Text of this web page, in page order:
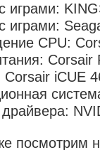
играми:
играми:
CPU:
Corsair
Corsair iCUE
посмотрим